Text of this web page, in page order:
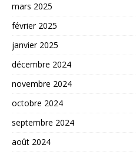
mars 2025
février 2025
janvier 2025
décembre 2024
novembre 2024
octobre 2024
septembre 2024
août 2024